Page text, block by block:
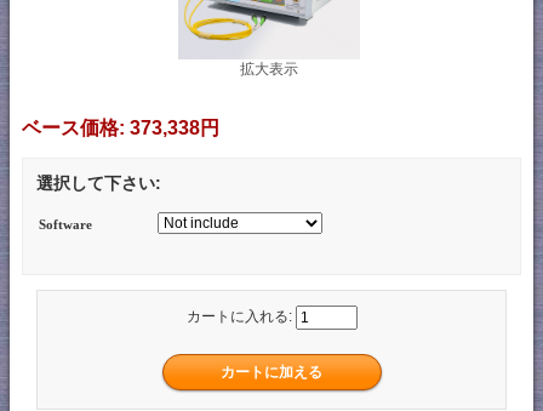
拡大表示
ベース価格: 373,338円
選択して下さい:
Software
カートに入れる: